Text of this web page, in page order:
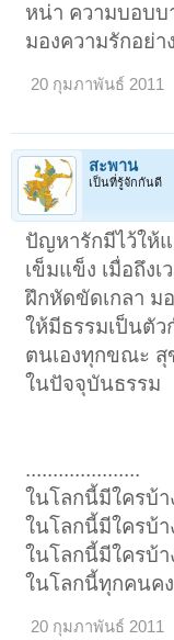
หน่า ความบอบบ
มองความรักอย่
20 กุมภาพันธ์ 2011
สะพาน
เป็นที่รู้จักกันดี
ปัญหารักมีไว้ให้
เข็มแข็ง เมื่อถึง
ฝึกหัดขัดเกลา ม
ให้มีธรรมเป็นตัว
ตนเองทุกขณะ สุ
ในปัจจุบันธรรม
.....................
ในโลกนี้มีใครบ้
ในโลกนี้มีใครบ้
ในโลกนี้มีใครบ้า
ในโลกนี้ทุกคนคง
20 กุมภาพันธ์ 2011